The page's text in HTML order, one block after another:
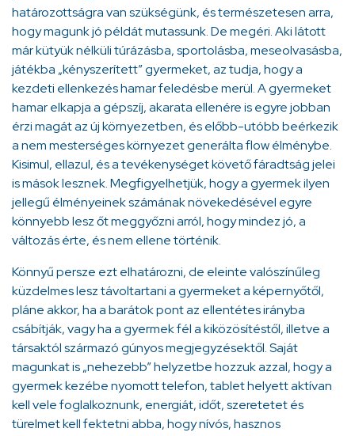
határozottságra van szükségünk, és természetesen arra,
hogy magunk jó példát mutassunk. De megéri. Aki látott
már kütyük nélküli túrázásba, sportolásba, meseolvasásba,
játékba „kényszerített” gyermeket, az tudja, hogy a
kezdeti ellenkezés hamar feledésbe merül. A gyermeket
hamar elkapja a gépszíj, akarata ellenére is egyre jobban
érzi magát az új környezetben, és előbb-utóbb beérkezik
a nem mesterséges környezet generálta flow élménybe.
Kisimul, ellazul, és a tevékenységet követő fáradtság jelei
is mások lesznek. Megfigyelhetjük, hogy a gyermek ilyen
jellegű élményeinek számának növekedésével egyre
könnyebb lesz őt meggyőzni arról, hogy mindez jó, a
változás érte, és nem ellene történik.
Könnyű persze ezt elhatározni, de eleinte valószínűleg
küzdelmes lesz távoltartani a gyermeket a képernyőtől,
pláne akkor, ha a barátok pont az ellentétes irányba
csábítják, vagy ha a gyermek fél a kiközösítéstől, illetve a
társaktól származó gúnyos megjegyzésektől. Saját
magunkat is „nehezebb” helyzetbe hozzuk azzal, hogy a
gyermek kezébe nyomott telefon, tablet helyett aktívan
kell vele foglalkoznunk, energiát, időt, szeretetet és
türelmet kell fektetni abba, hogy nívós, hasznos